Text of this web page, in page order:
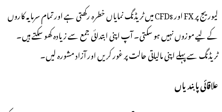
لیوریج پر FX اور CFDs میں ٹریڈنگ نمایاں خطرہ رکھتی ہے اور تمام سرمایہ کاروں
ہو سکتی۔ آپ اپنی ابتدائی جمع سے زیادہ کھو سکتے ہیں۔
مالیاتی حالت پر غور کریں اور آزاد مشورہ لیں۔